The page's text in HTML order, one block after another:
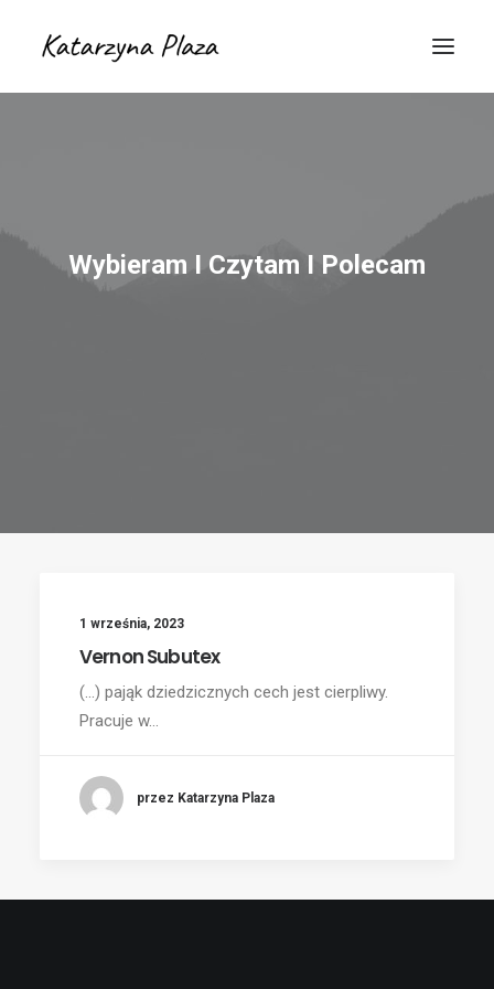
Wybieram I Czytam I Polecam
1 września, 2023
Vernon Subutex
(...) pająk dziedzicznych cech jest cierpliwy.
Pracuje w…
przez Katarzyna Plaza